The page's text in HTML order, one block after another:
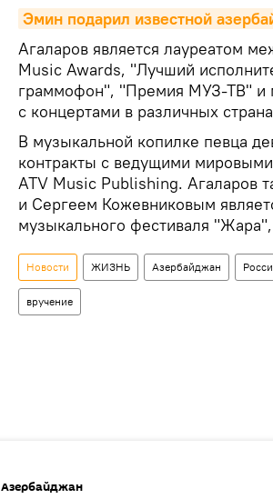
Эмин подарил известной
Агаларов является лауреатом
Music Awards, "Лучший
граммофон", "Премия МУЗ-ТВ" и
с концертами в различных
В музыкальной копилке певца
контракты с ведущими
ATV Music Publishing. Агаларов
и Сергеем Кожевниковым
музыкального фестиваля
Новости ЖИЗНЬ Азербайджан
вручение
Азербайджан